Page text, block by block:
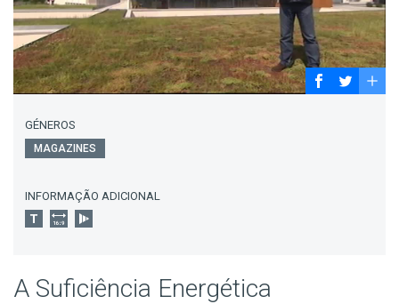
GÉNEROS
MAGAZINES
INFORMAÇÃO ADICIONAL
A Suficiência Energética